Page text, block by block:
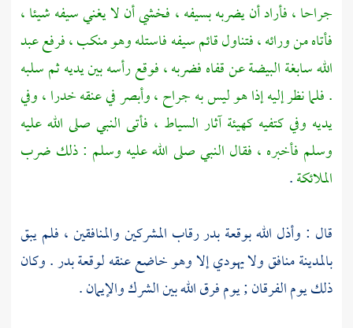
جراحا ، فأراد أن يضربه بسيفه ، فخشي أن لا يغني سيفه شيئا ،
فأتاه من ورائه ، فتناول قائم سيفه فاستله وهو منكب ، فرفععبد
اللهسابغة البيضة عن قفاه فضربه ، فوقع رأسه بين يديه ثم سلبه
. فلما نظر إليه إذا هو ليس به جراح ، وأبصر في عنقه خدرا ، وفي
يديه وفي كتفيه كهيئة آثار السياط ، فأتى النبي صلى الله عليه
وسلم فأخبره ، فقال النبي صلى الله عليه وسلم : ذلك ضرب
الملائكة.
قال : وأذل الله بوقعةبدررقاب المشركين والمنافقين ، فلم يبق
بالمدينةمنافق ولا يهودي إلا وهو خاضع عنقه لوقعةبدر. وكان
ذلك يوم الفرقان ; يوم فرق الله بين الشرك والإيمان .